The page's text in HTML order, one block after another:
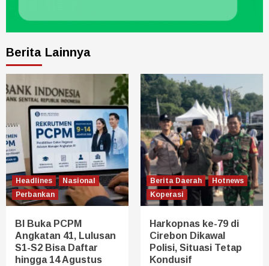
Berita Lainnya
Headlines
Nasional
Perbankan
BI Buka PCPM
Angkatan 41, Lulusan
S1-S2 Bisa Daftar
hingga 14 Agustus
Berita Daerah
Hotnews
Koperasi
Harkopnas ke-79 di
Cirebon Dikawal
Polisi, Situasi Tetap
Kondusif